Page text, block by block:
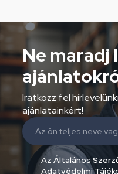
Ne maradj
Iratkozz fel
ajánlatainkért!
Az Általános
Adatvédelmi